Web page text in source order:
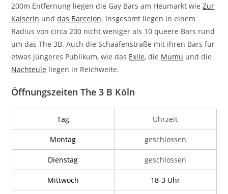
200m Entfernung liegen die Gay Bars am Heumarkt wieZur
Kaiserin unddas Barcelon. Insgesamt liegen in einem
Radius von circa 200 nicht weniger als 10 queere Bars rund
um das The 3B. Auch die Schaafenstraße mit ihren Bars für
etwas jüngeres Publikum, wie das Exile, die Mumu und die
Nachteule liegen in Reichweite.
Öffnungszeiten The 3 B Köln
Tag Uhrzeit
Montag geschlossen
Dienstag geschlossen
Mittwoch 18-3 Uhr